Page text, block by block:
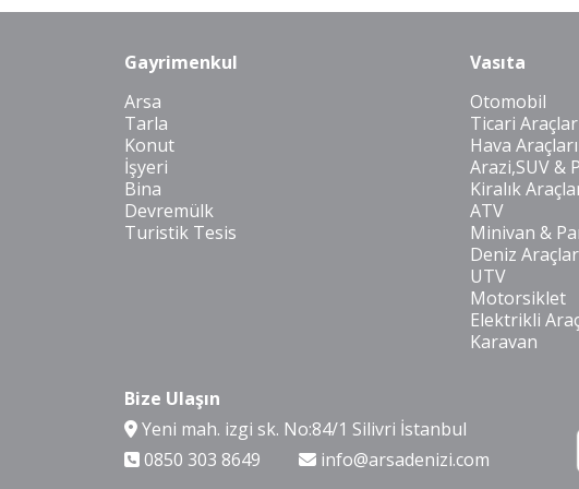
Gayrimenkul
Arsa
Tarla
Konut
İşyeri
Bina
Devremülk
Turistik Tesis
Vasıta
Otomobil
Ticari Araçlar
Hava Araçları
Arazi,SUV &
Kiralık
ATV
Minivan &
Deniz
UTV
Motorsiklet
Elektrikli
Karavan
Bize Ulaşın
Yeni mah. izgi sk. No:84/1 Silivri İstanbul
0850 303 8649
info@arsadenizi.com